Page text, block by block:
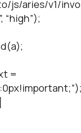
js/aries/v1/
=